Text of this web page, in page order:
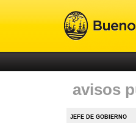
avisos
JEFE DE GOBIERNO